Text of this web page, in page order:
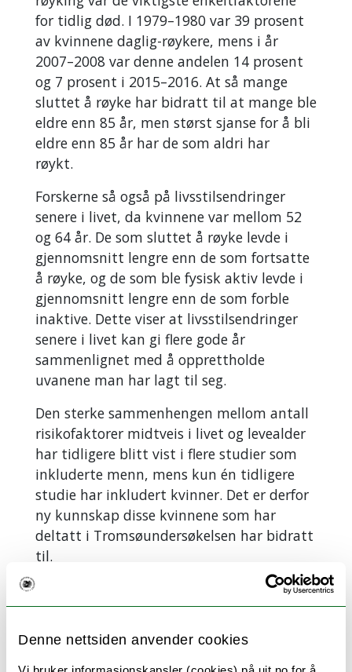
Denne nettsiden anvender cookies
for tidlig død. I 1979–1980 var 39 prosent
av kvinnene daglig-røykere, mens i år
2007–2008 var denne andelen 14 prosent
og 7 prosent i 2015–2016. At så mange
sluttet å røyke har bidratt til at mange ble
eldre enn 85 år, men størst sjanse for å bli
eldre enn 85 år har de som aldri har
røykt.
Forskerne så også på livsstilsendringer
senere i livet, da kvinnene var mellom 52
og 64 år. De som sluttet å røyke levde i
gjennomsnitt lengre enn de som fortsatte
å røyke, og de som ble fysisk aktiv levde i
gjennomsnitt lengre enn de som forble
inaktive. Dette viser at livsstilsendringer
senere i livet kan gi flere gode år
sammenlignet med å opprettholde
uvanene man har lagt til seg.
Den sterke sammenhengen mellom antall
risikofaktorer midtveis i livet og levealder
har tidligere blitt vist i flere studier som
inkluderte menn, mens kun én tidligere
studie har inkludert kvinner. Det er derfor
ny kunnskap disse kvinnene som har
deltatt i Tromsøundersøkelsen har bidratt
til.
International Journalof Environmental
Brenn, Tormod